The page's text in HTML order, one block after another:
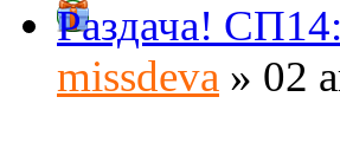
Раздача!
missdeva » 02